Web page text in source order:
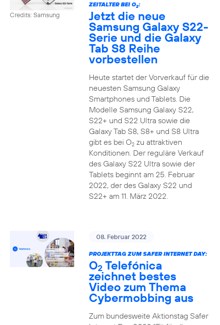
Credits: Samsung
ZEITALTER BEI O2:
Jetzt die neue
Samsung Galaxy S22-
Serie und die Galaxy
Tab S8 Reihe
vorbestellen
Heute startet der Vorverkauf für die
neuesten Samsung Galaxy
Smartphones und Tablets. Die
Modelle Samsung Galaxy S22,
S22+ und S22 Ultra sowie die
Galaxy Tab S8, S8+ und S8 Ultra
gibt es bei O2zu attraktiven
Konditionen. Der reguläre Verkauf
des Galaxy S22 Ultra sowie der
Tablets beginnt am 25. Februar
2022, der des Galaxy S22 und
S22+ am 11. März 2022.
08. Februar 2022
PROJEKTTAG ZUM SAFER INTERNET DAY:
O2 Telefónica
zeichnet bestes
Video zum Thema
Cybermobbing aus
Zum bundesweite Aktionstag Safer